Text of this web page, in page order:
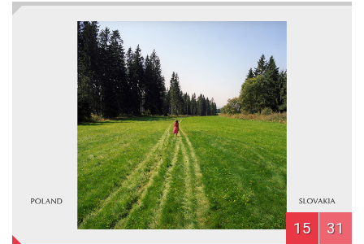
15 31